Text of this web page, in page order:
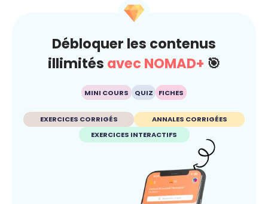
Débloquer les contenus
illimités avec NOMAD+ 🎯
MINI COURS QUIZ FICHES
EXERCICES CORRIGÉS
ANNALES CORRIGÉES
EXERCICES INTERACTIFS